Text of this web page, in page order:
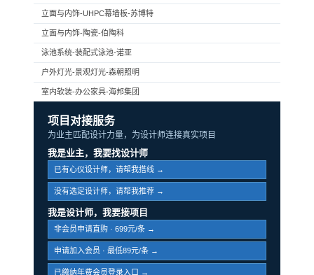
立面与内饰-UHPC幕墙板-苏博特
立面与内饰-陶瓷-伯陶科
泳池系统-装配式泳池-诺亚
户外灯光-景观灯光-森朝照明
室内软装-办公家具-海邦集团
项目对接服务
为业主匹配设计力量，为设计师连接真实项目
我是业主，我要找设计师
已有心仪设计师，请帮我搭线 →
没有选定设计师，请帮我推荐 →
我是设计师，我要接项目
非会员申请直购 · 699元/条 →
申请加入会员 · 最低89元/条 →
已缴纳年费会员登录入口 →